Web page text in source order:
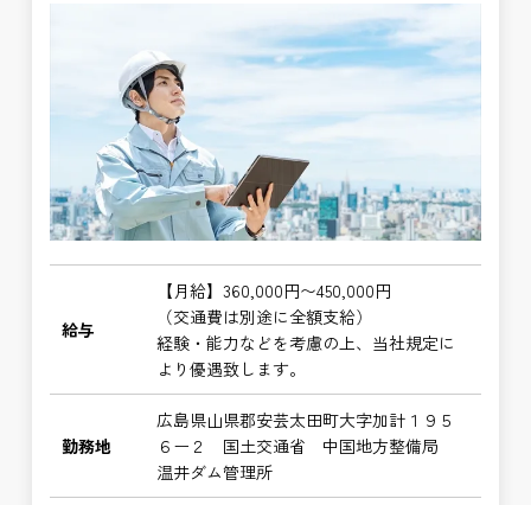
給与
【月給】360,000円〜450,000円
（交通費は別途に全額支給）
経験・能力などを考慮の上、当社規定に
より優遇致します。
勤務地
広島県山県郡安芸太田町大字加計１９５
６ー２ 国土交通省 中国地方整備局
温井ダム管理所